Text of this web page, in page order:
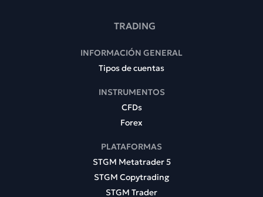
TRADING
INFORMACIÓN GENERAL
Tipos de cuentas
INSTRUMENTOS
CFDs
Forex
PLATAFORMAS
STGM Metatrader 5
STGM Copytrading
STGM Trader